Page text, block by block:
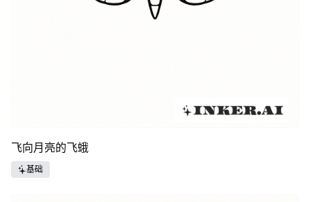
飞向月亮的飞蛾
基础